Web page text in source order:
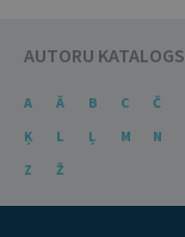
AUTORU KATALOGS
A Ā B C Č
Ķ
L Ļ M N
Z
Ž